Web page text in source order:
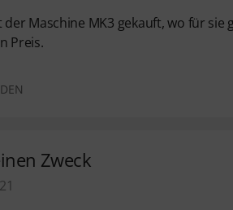
der Maschine MK3 gekauft, wo für
Preis.
Zweck